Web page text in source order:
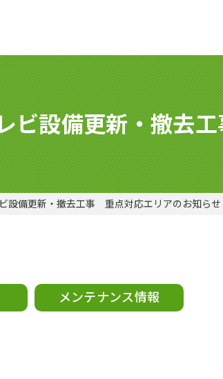
ビ設備更新・撤去
ビ設備更新・撤去工事 重点対応エリアのお知らせ
メンテナンス情報